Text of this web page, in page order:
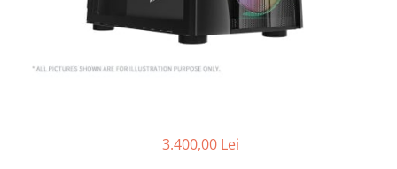
Alte accesorii
Calculatoare SECOND-HAND
3.400,00 Lei